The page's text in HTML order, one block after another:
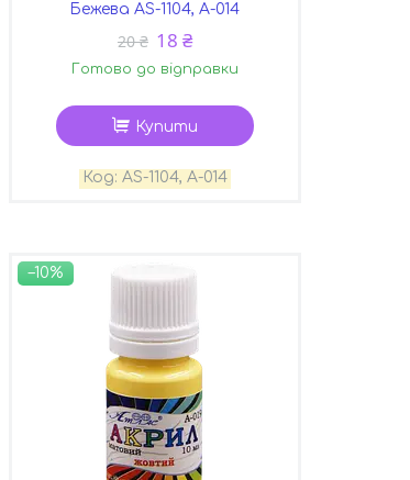
Бежева AS-1104, А-014
20 ₴ 18 ₴
Готово до відправки
Купити
AS-1104, А-014
–10%